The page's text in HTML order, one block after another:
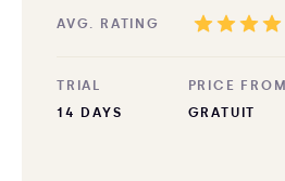
AVG. RATING
TRIAL
14 DAYS
PRICE FROM
GRATUIT